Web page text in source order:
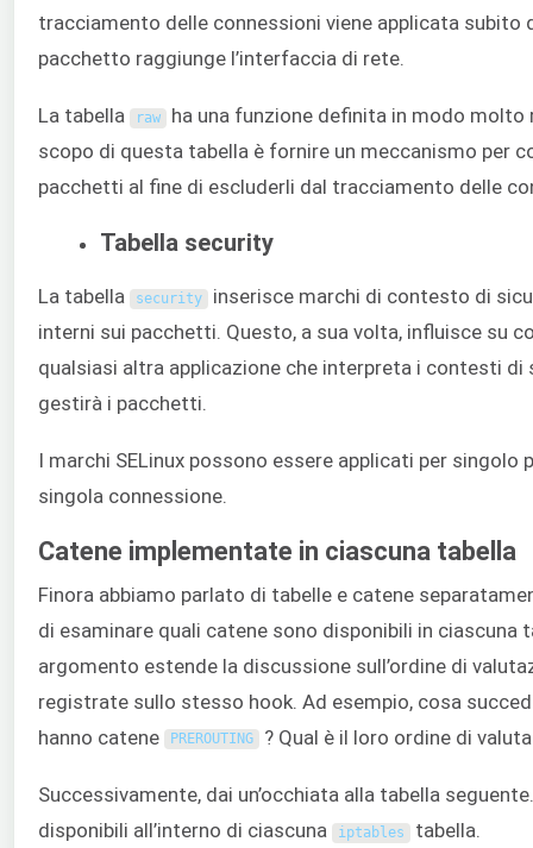
tracciamento delle connessioni viene applicata subito
pacchetto raggiunge l’interfaccia di rete.
La tabella raw ha una funzione definita in modo molto
scopo di questa tabella è fornire un meccanismo per
pacchetti al fine di escluderli dal tracciamento delle
Tabella security
La tabella security inserisce marchi di contesto di
interni sui pacchetti. Questo, a sua volta, influisce su
qualsiasi altra applicazione che interpreta i contesti di
gestirà i pacchetti.
I marchi SELinux possono essere applicati per singolo
singola connessione.
Catene implementate in ciascuna tabella
Finora abbiamo parlato di tabelle e catene
di esaminare quali catene sono disponibili in ciascuna
argomento estende la discussione sull’ordine di
registrate sullo stesso hook. Ad esempio, cosa
hanno catene
PREROUTING ? Qual è il loro ordine di
Successivamente, dai un’occhiata alla tabella
disponibili all’interno di ciascuna
iptables tabella.